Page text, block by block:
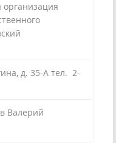
д. 35-А тел. 2-
Валерий